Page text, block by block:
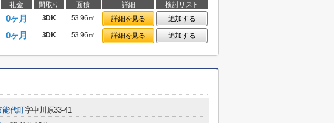
礼金 間取り 面積 詳細
検討リスト
0ヶ月 3DK 53.96㎡ 詳細を見る
追加する
0ヶ月 3DK 53.96㎡ 詳細を見る 追加する
能代町字中川原33-41